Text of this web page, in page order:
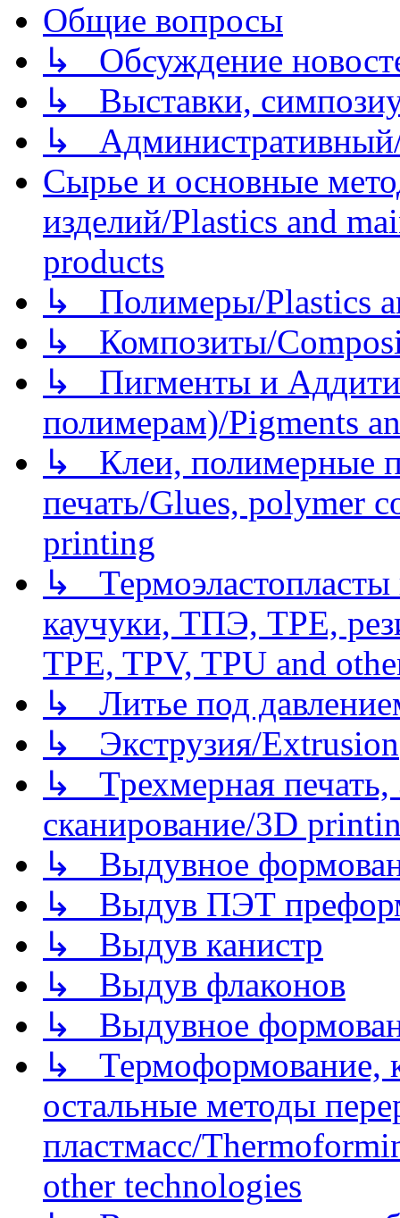
Общие вопросы
↳ Обсуждение
↳ Выставки,
↳
Сырье и основные
изделий/Plastics and
products
↳ Полимеры/Plastics
↳ Композиты/
↳ Пигменты и
полимерам)/Pigments
↳ Клеи, полимерные
печать/Glues, polymer
printing
↳
каучуки, ТПЭ, TPE,
TPE, TPV, TPU and
↳ Литье под
↳ Экструзия/Extrusion
↳ Трехмерная
сканирование/3D
↳ Выдувное
↳ Выдув ПЭТ
↳ Выдув канистр
↳ Выдув флаконов
↳ Выдувное
↳ Термоформование,
остальные методы
пластмасс/
other technologies